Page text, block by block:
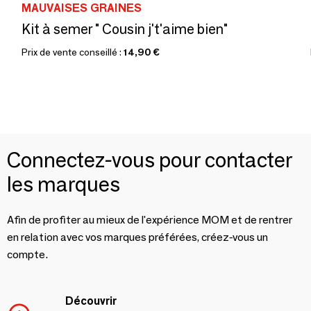
MAUVAISES GRAINES
Kit à semer " Cousin j't'aime bien"
Prix de vente conseillé : 14,90 €
Connectez-vous pour contacter
les marques
Afin de profiter au mieux de l'expérience MOM et de rentrer
en relation avec vos marques préférées, créez-vous un
compte.
Découvrir